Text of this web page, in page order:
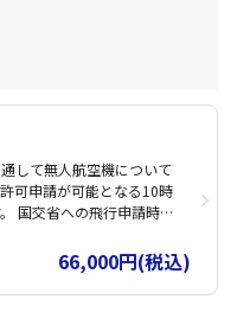
して無人航空機について
可申請が可能となる10時
国交省への飛行申請時に
66,000円(税込)